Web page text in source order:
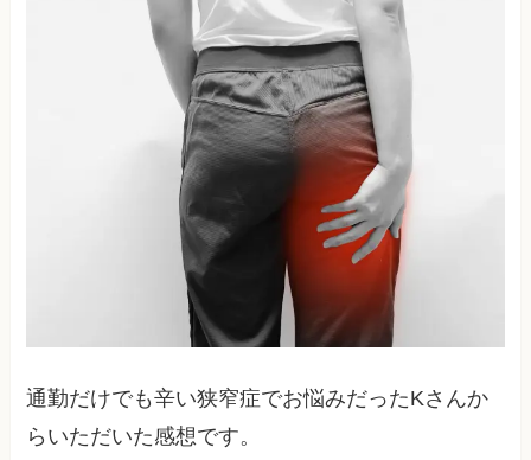
通勤だけでも辛い狭窄症でお悩みだったKさんか
らいただいた感想です。